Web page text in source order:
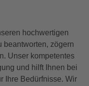
hochwertigen
beantworten, zögern
Unser kompetentes
und hilft Ihnen bei
Ihre Bedürfnisse. Wir